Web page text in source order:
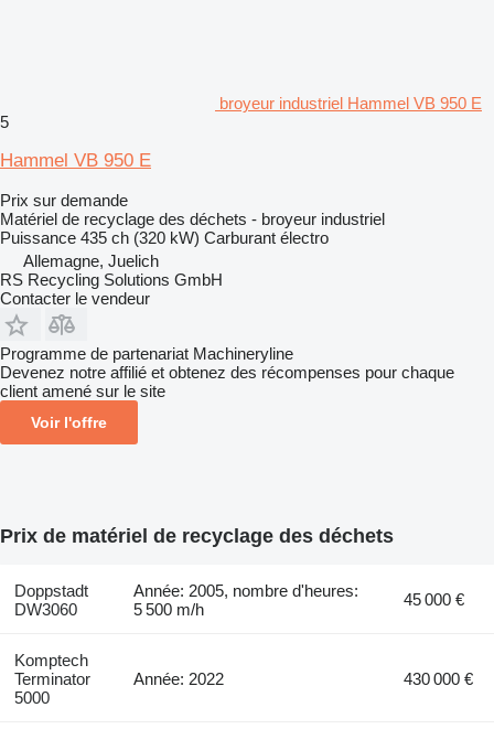
broyeur industriel Hammel VB 950 E
5
Hammel VB 950 E
Prix sur demande
Matériel de recyclage des déchets - broyeur industriel
Puissance 435 ch (320 kW) Carburant électro
Allemagne, Juelich
RS Recycling Solutions GmbH
Contacter le vendeur
Programme de partenariat Machineryline
Devenez notre affilié et obtenez des récompenses pour chaque
client amené sur le site
Voir l'offre
Prix de matériel de recyclage des déchets
Doppstadt
DW3060
Année: 2005, nombre d'heures:
5 500 m/h
45 000 €
Komptech
Terminator
5000
Année: 2022 430 000 €